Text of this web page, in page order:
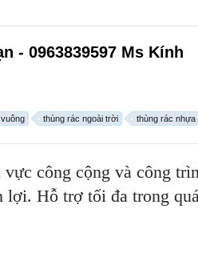
- 0963839597 Ms Kính
thùng rác ngoài trời thùng rác nhựa
công cộng và công
lợi. Hỗ trợ tối đa trong